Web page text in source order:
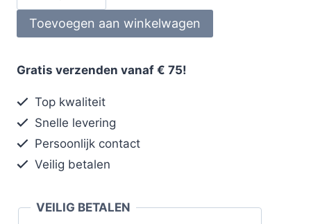
Toevoegen aan winkelwagen
Gratis verzenden vanaf € 75!
Top kwaliteit
Snelle levering
Persoonlijk contact
Veilig betalen
VEILIG BETALEN